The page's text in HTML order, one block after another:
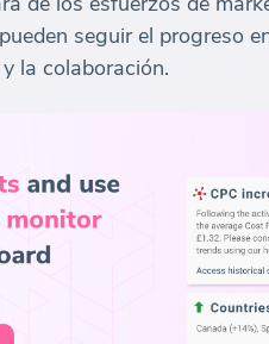
seguir el progreso
la colaboración.